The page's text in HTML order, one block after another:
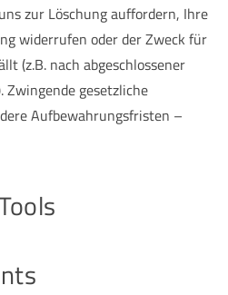
zur Löschung auffordern, Ihre
widerrufen oder der Zweck für
(z.B. nach abgeschlossener
Zwingende gesetzliche
Aufbewahrungsfristen –